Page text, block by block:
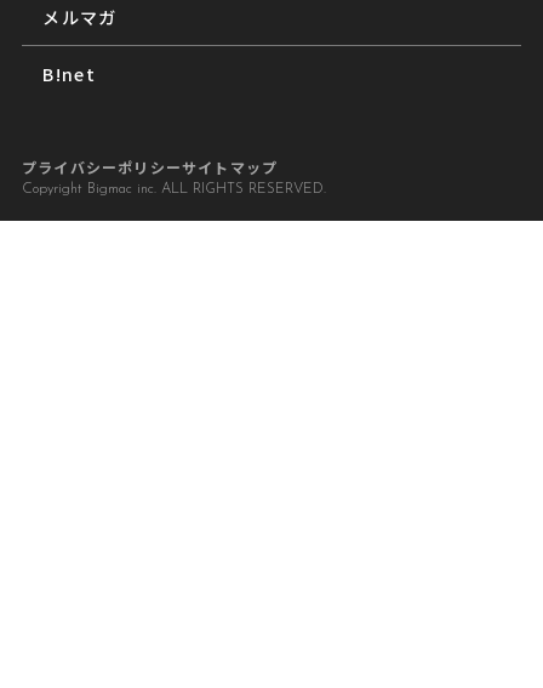
メルマガ
B!net
プライバシーポリシーサイトマップ
Copyright Bigmac inc. ALL RIGHTS RESERVED.